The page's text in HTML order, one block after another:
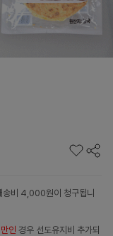
비 4,000원이 청구됩니
인 경우 선도유지비 추가되